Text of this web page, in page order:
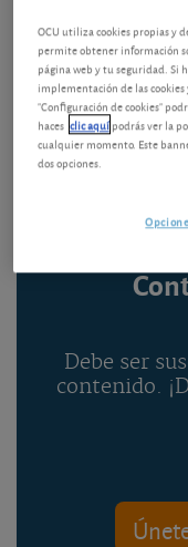
Editorial:
Hacienda realiza
dispares en unas
desigualdades a
Debe ser
contenido.
OCU utiliza cookies propias y
permite obtener información
página web y tu seguridad. Si
implementación de las
"Configuración de cookies"
haces clic aquípodrás ver la
cualquier momento. Este
dos opciones.